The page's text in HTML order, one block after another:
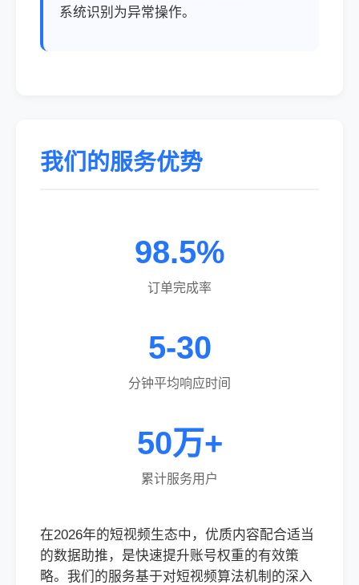
系统识别为异常操作。
我们的服务优势
98.5%
订单完成率
5-30
分钟平均响应时间
50万+
累计服务用户
在2026年的短视频生态中，优质内容配合适当
的数据助推，是快速提升账号权重的有效策
略。我们的服务基于对短视频算法机制的深入